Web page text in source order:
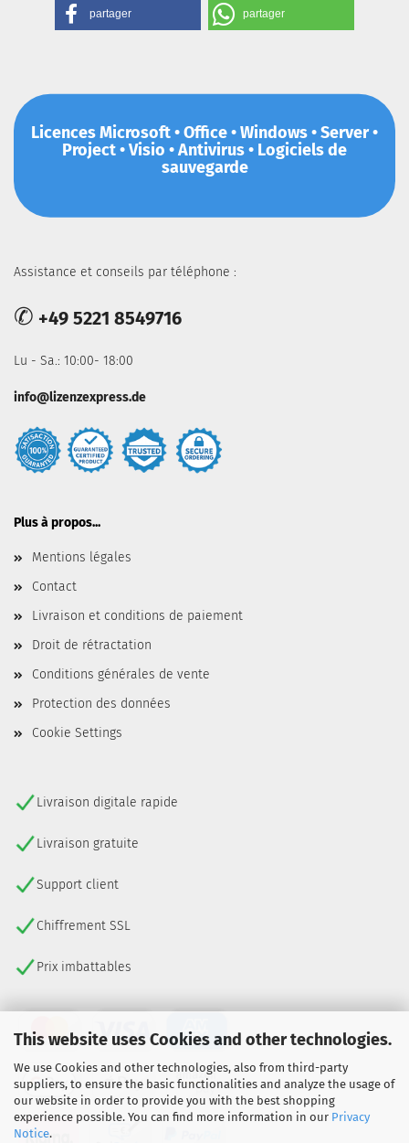
This website uses Cookies and other technologies.
We use Cookies and other technologies, also from third-party
suppliers, to ensure the basic functionalities and analyze the usage of
our website in order to provide you with the best shopping
experience possible. You can find more information in our Privacy
Notice.
partager partager
Licences Microsoft • Office • Windows • Server •
Project • Visio • Antivirus • Logiciels de
sauvegarde
Assistance et conseils par téléphone :
✆ +49 5221 8549716
Lu - Sa.: 10:00- 18:00
info@lizenzexpress.de
Plus à propos...
Mentions légales
Contact
Livraison et conditions de paiement
Droit de rétractation
Conditions générales de vente
Protection des données
Cookie Settings
Livraison digitale rapide
Livraison gratuite
Support client
Chiffrement SSL
Prix imbattables